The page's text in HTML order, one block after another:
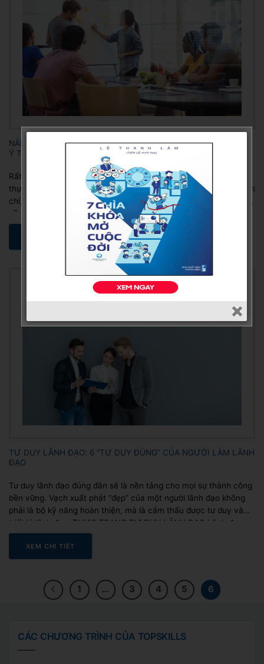
NÂNG CAO KỸ NĂNG TRÌNH BÀY – ĐỪNG TRÌNH BÀY, HÃY BÁN
Ý TƯỞNG CỦA BẠN
Rất nhiều người nghĩ rằng mình có kỹ năng thuyết trình. Nhưng
thực tế họ chẳng tạo được ấn tượng gì, người nghe lơ đễnh, thậm
chí, bỏ về. Tại sao lại như vậy? Để nâng cao kỹ năng trình bày,
cần có sự rèn luyện và một sản phẩm tốt. Thuyết trình là một...
TƯ DUY LÃNH ĐẠO: 6 “TƯ DUY ĐÚNG” CỦA NGƯỜI LÀM LÃNH
ĐẠO
Tư duy lãnh đạo đúng đắn sẽ là nền tảng cho mọi sự thành công
bền vững. Vạch xuất phát “đẹp” của một người lãnh đạo không
phải là bộ kỹ năng hoàn thiện, mà là cảm thấu được tư duy và
triết lý lãnh đạo. THỰC TRẠNG TƯ DUY LÃNH ĐẠO Lãnh đạo,
không...
XEM CHI TIẾT
1 … 3 4 5 6
CÁC CHƯƠNG TRÌNH CỦA TOPSKILLS